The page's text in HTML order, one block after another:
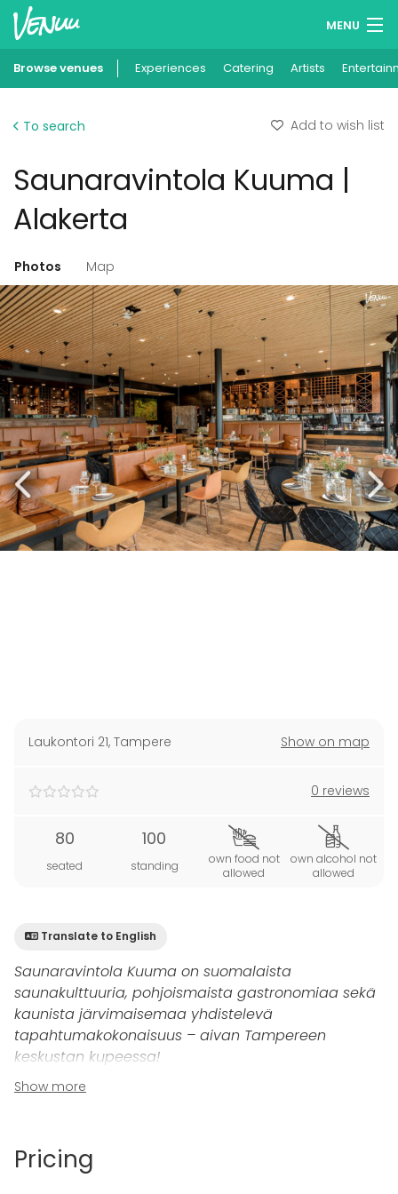
MENU
Wish lists
Add your venue
Browse venues Experiences Catering Artists
To search Add to wish list
Saunaravintola Kuuma |
Alakerta
Photos Map
Laukontori 21, Tampere Show on map
0 reviews
80
seated
100
standing
own food not
allowed
own alcohol not
allowed
Translate to English
Saunaravintola Kuuma on suomalaista
saunakulttuuria, pohjoismaista gastronomiaa sekä
kaunista järvimaisemaa yhdistelevä
tapahtumakokonaisuus – aivan Tampereen
keskustan kupeessa!
Etsitkö tilaa, joka tarjoaa upeat järvinäkymät ja
paikka, jota olet etsinyt. Kuuma sijaitsee vain 350
Show more
Pricing